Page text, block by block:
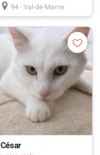
94 - Val-de-Marne
César